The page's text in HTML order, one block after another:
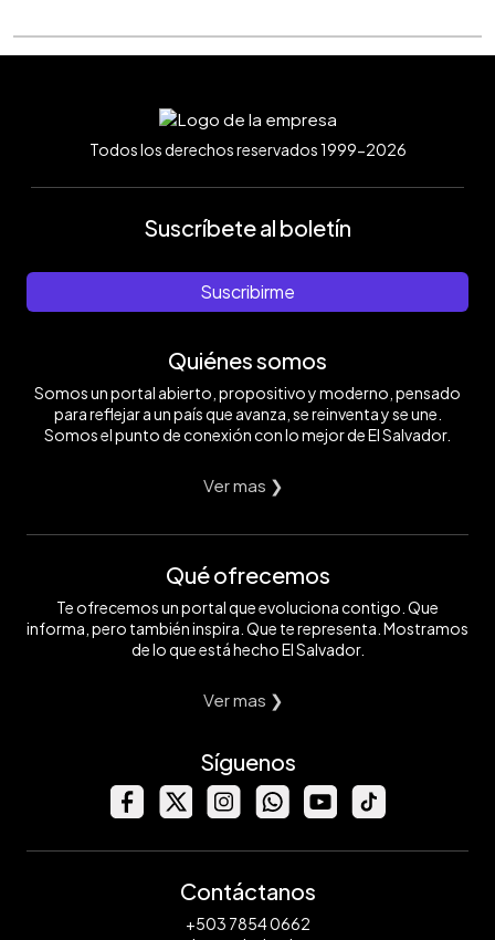
Todos los derechos reservados 1999-2026
Suscríbete al boletín
Suscribirme
Quiénes somos
Somos un portal abierto, propositivo y moderno, pensado
para reflejar a un país que avanza, se reinventa y se une.
Somos el punto de conexión con lo mejor de El Salvador.
Ver mas ❯
Qué ofrecemos
Te ofrecemos un portal que evoluciona contigo. Que
informa, pero también inspira. Que te representa. Mostramos
de lo que está hecho El Salvador.
Ver mas ❯
Síguenos
Contáctanos
+503 7854 0662